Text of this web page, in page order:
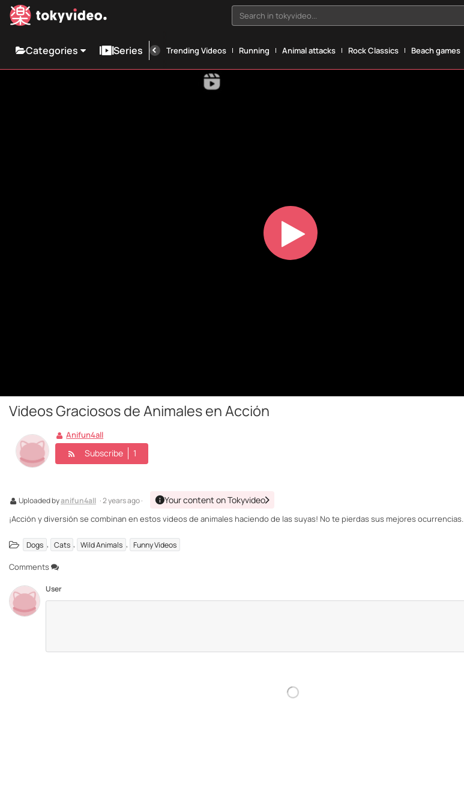
Search in tokyvideo...
Categories Series Trending Videos Running Animal attacks Rock Classics Beach games
Play
Videos Graciosos de Animales en Acción
Anifun4all
Subscribe 1
Uploaded byanifun4all · 2 years ago · Your content on Tokyvideo
¡Acción y diversión se combinan en estos videos de animales haciendo de las suyas! No te pierdas sus mejores ocurrencias.
Dogs , Cats , Wild Animals , Funny Videos
Comments
User